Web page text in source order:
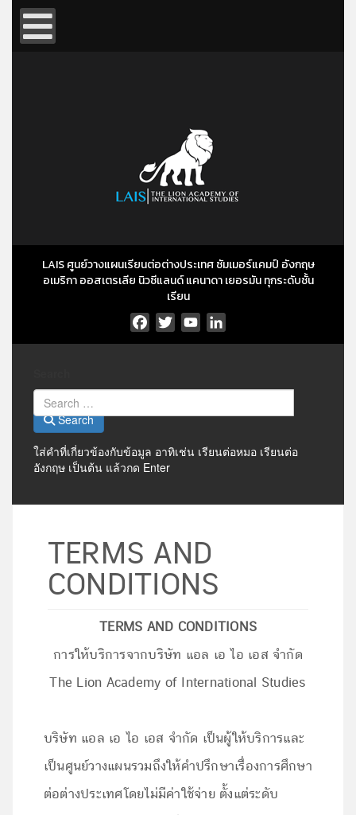
LAIS ศูนย์วางแผนเรียนต่อต่างประเทศ ซัมเมอร์แคมป์ อังกฤษ
อเมริกา ออสเตรเลีย นิวซีแลนด์ แคนาดา เยอรมัน ทุกระดับชั้น
เรียน
Facebook
TwitterYouTubeLinkedIn
Search
ใส่คำที่เกี่ยวข้องกับข้อมูล อาทิเช่น เรียนต่อหมอ เรียนต่อ
อังกฤษ เป็นต้น แล้วกด Enter
TERMS AND
CONDITIONS
TERMS AND CONDITIONS
การให้บริการจากบริษัท แอล เอ ไอ เอส จำกัด
The Lion Academy of International Studies
บริษัท แอล เอ ไอ เอส จำกัด เป็นผู้ให้บริการและ
เป็นศูนย์วางแผนรวมถึงให้คำปรึกษาเรื่องการศึกษา
ต่อต่างประเทศโดยไม่มีค่าใช้จ่าย ตั้งแต่ระดับ